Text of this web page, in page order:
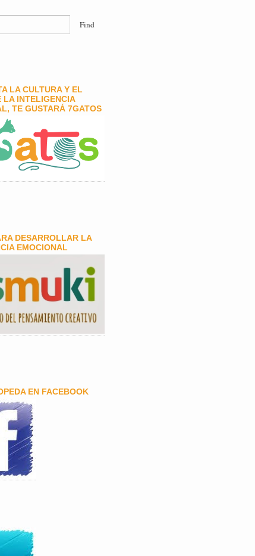
LA CULTURA Y EL
LA INTELIGENCIA
TE GUSTARÁ 7GATOS
DESARROLLAR LA
EMOCIONAL
EN FACEBOOK